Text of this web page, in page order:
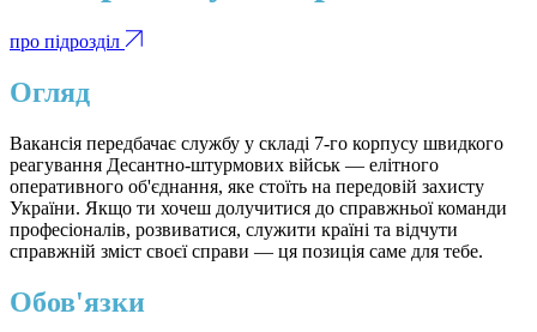
про підрозділ
Огляд
Вакансія передбачає службу у складі 7-го корпусу швидкого
реагування Десантно-штурмових військ — елітного
оперативного об'єднання, яке стоїть на передовій захисту
України. Якщо ти хочеш долучитися до справжньої команди
професіоналів, розвиватися, служити країні та відчути
справжній зміст своєї справи — ця позиція саме для тебе.
Обов'язки